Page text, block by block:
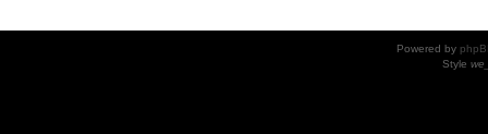
Powered by
Style